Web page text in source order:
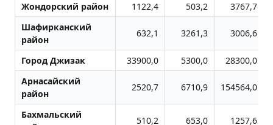
Жондоpский район 1122,4 503,2
3767,7
Шафирканский
район
632,1 3261,3 3006,6
Город Джизак 33900,0 5300,0
28300,0
Арнасайский
район
2520,7 6710,9 154564,0
Бахмальский
510,2 653,0 1257,6